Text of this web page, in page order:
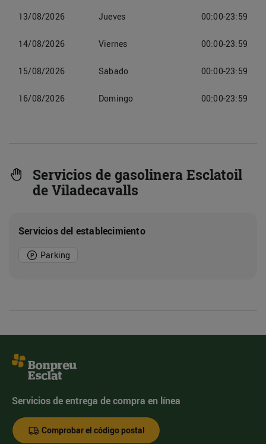
13/08/2026 Jueves 00:00-23:59
14/08/2026 Viernes 00:00-23:59
15/08/2026 Sabado 00:00-23:59
16/08/2026 Domingo 00:00-23:59
Servicios de gasolinera Esclatoil
de Viladecavalls
Servicios del establecimiento
Parking
Servicios de entrega de compra en línea
Comprobar el código postal